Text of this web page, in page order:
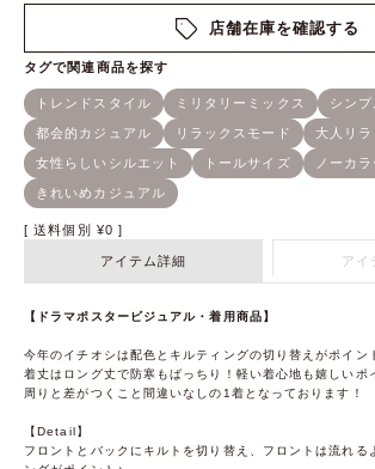
店舗在庫を確認する
送料個別 ¥0
アイテム詳細 アイ
【ドラマポスタービジュアル・着用商品】
今年のイチオシは配色とキルティングの切り替えがポイン
着丈はロング丈で防寒もばっちり！軽い着心地も嬉しいポ
周りと差がつくこと間違いなしの1着となっております！
【Detail】
フロントとバックにキルトを切り替え、フロントは流れる